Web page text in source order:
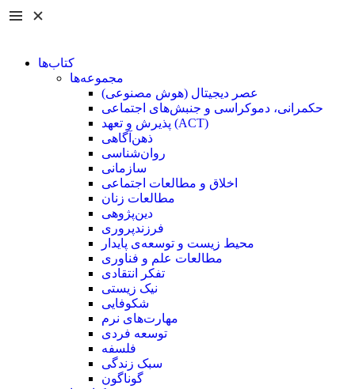
کتاب‌ها
مجموعه‌ها
عصر دیجیتال (هوش مصنوعی)
حکمرانی، دموکراسی و جنبش‌های اجتماعی
پذیرش و تعهد (ACT)
ذهن‌آگاهی
روان‌شناسی
سازمانی
اخلاق و مطالعات اجتماعی
مطالعات زنان
دین‌پژوهی
فرزند‌پروری
محیط زیست و توسعه‌ی پایدار
مطالعات علم و فناوری
تفکر انتقادی
نیک زیستی
شکوفایی
مهارت‌های نرم
توسعه فردی
فلسفه
سبک زندگی
گوناگون